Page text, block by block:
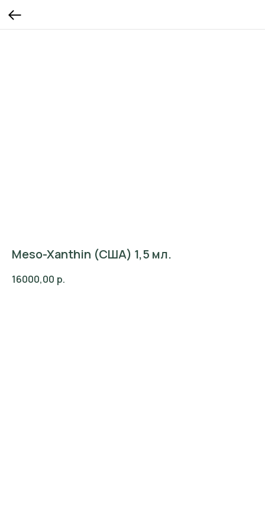
Meso-Xanthin (США) 1,5 мл.
16000,00 р.